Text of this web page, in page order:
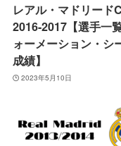
レアル・マドリード
2016-2017【選手一
ォーメーション・シ
成績】
2023年5月10日